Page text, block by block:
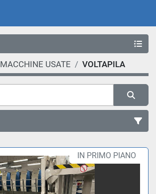
MACCHINE USATE VOLTAPILA
Ordina per IN PRIMO PIANO